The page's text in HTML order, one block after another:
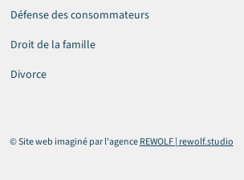
© Site web imaginé par l'agenceREWOLF | rewolf.studio
Défense des consommateurs
Droit de la famille
Divorce